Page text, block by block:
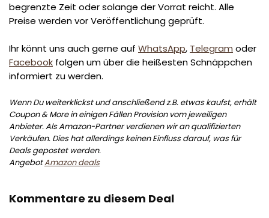
begrenzte Zeit oder solange der Vorrat reicht. Alle
Preise werden vor Veröffentlichung geprüft.
Ihr könnt uns auch gerne auf WhatsApp, Telegram oder
Facebook folgen um über die heißesten Schnäppchen
informiert zu werden.
Wenn Du weiterklickst und anschließend z.B. etwas kaufst, erhält
Coupon & More in einigen Fällen Provision vom jeweiligen
Anbieter. Als Amazon-Partner verdienen wir an qualifizierten
Verkäufen. Dies hat allerdings keinen Einfluss darauf, was für
Deals gepostet werden.
AngebotAmazon deals
Kommentare zu diesem Deal